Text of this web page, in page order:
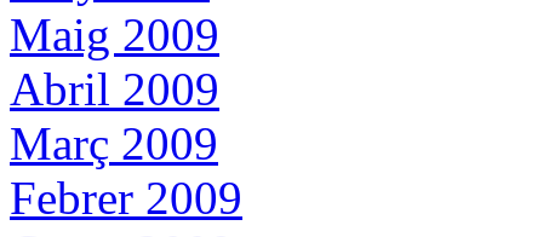
Maig 2009
Abril 2009
Març 2009
Febrer 2009